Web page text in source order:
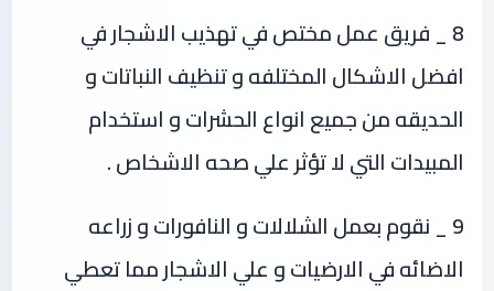
8 _ فريق عمل مختص في تهذيب الاشجار في
افضل الاشكال المختلفه و تنظيف النباتات و
الحديقه من جميع انواع الحشرات و استخدام
المبيدات التي لا تؤثر علي صحه الاشخاص .
9 _ نقوم بعمل الشلالات و النافورات و زراعه
الاضائه في الارضيات و علي الاشجار مما تعطي